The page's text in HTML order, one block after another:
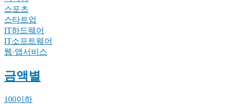
스포츠
스타트업
IT하드웨어
IT소프트웨어
웹·앱서비스
금액별
100이하